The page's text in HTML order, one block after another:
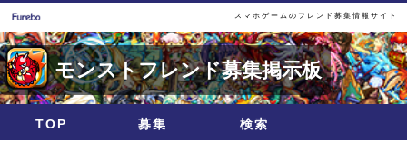
スマホゲームのフレンド募集情報サイト
モンストフレンド募集掲示板
TOP 募集 検索